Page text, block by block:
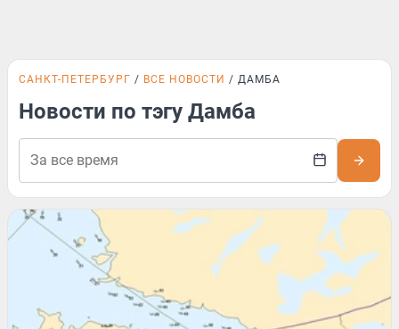
САНКТ-ПЕТЕРБУРГ ВСЕ НОВОСТИ ДАМБА
Новости по тэгу Дамба